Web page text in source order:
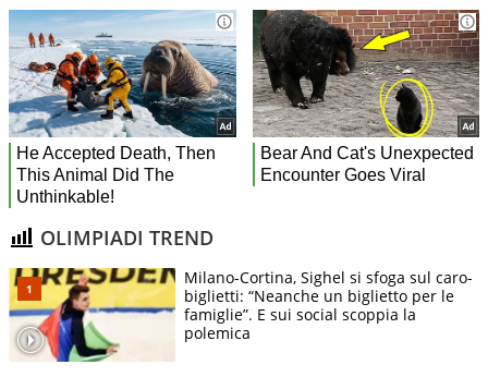
OLIMPIADI TREND
Milano-Cortina, Sighel si sfoga sul caro-
biglietti: “Neanche un biglietto per le
famiglie”. E sui social scoppia la
polemica